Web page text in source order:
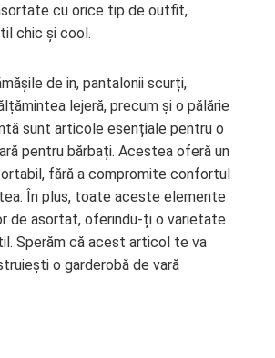
cu orice tip de outfit,
chic și cool.
de in, pantalonii scurți,
lejeră, precum și o pălărie
sunt articole esențiale pentru o
pentru bărbați. Acestea oferă un
fără a compromite confortul
În plus, toate aceste elemente
de asortat, oferindu-ți o varietate
Sperăm că acest articol te va
o garderobă de vară